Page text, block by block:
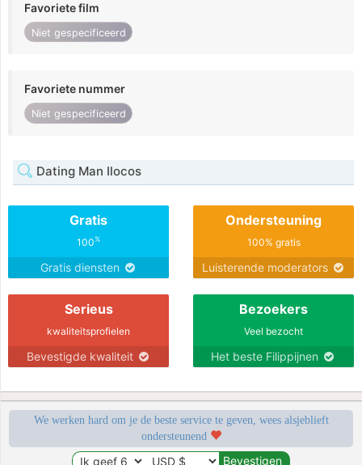
Favoriete film
Niet gespecificeerd
Favoriete nummer
Niet gespecificeerd
Dating Man Ilocos
Gratis
100%
Gratis diensten
Ondersteuning
100% gratis
Luisterende moderators
Serieus
kwaliteitsprofielen
Bevestigde kwaliteit
Bezoekers
Veel bezocht
Het beste Filippijnen
We werken hard om je de beste service te geven, wees alsjeblieft
ondersteunend